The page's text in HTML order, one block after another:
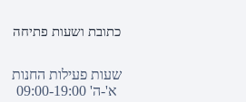
כתובת ושעות פתיחה
שעות פעילות החנות
א'-ה' 09:00-19:00